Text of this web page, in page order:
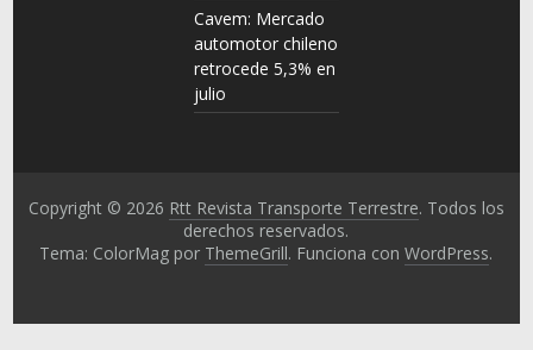
Cavem: Mercado
automotor chileno
retrocede 5,3% en
julio
Copyright © 2026 Rtt Revista Transporte Terrestre. Todos los
derechos reservados.
Tema: ColorMag por ThemeGrill. Funciona conWordPress.